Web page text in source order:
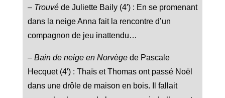
– Trouvéde Juliette Baily (4′) : En se promenant
dans la neige Anna fait la rencontre d’un
compagnon de jeu inattendu…
– Bain de neige en Norvègede Pascale
Hecquet (4′) : Thaïs et Thomas ont passé Noël
dans une drôle de maison en bois. Il fallait